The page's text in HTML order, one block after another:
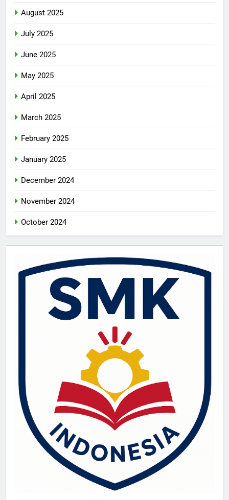
August 2025
July 2025
June 2025
May 2025
April 2025
March 2025
February 2025
January 2025
December 2024
November 2024
October 2024